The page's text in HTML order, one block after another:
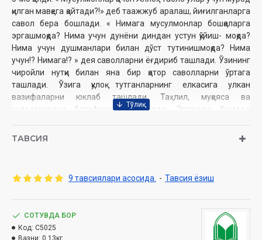
қилган мавқега қайтади?!» деб таажжуб аралаш, йиғилганларга
савол бера бошлади. « Нимага мусулмонлар бошқаларга
эргашмоқда? Нима учун дунёни диндан устун қўйиш- моқда?
Нима учун душманлари билан дўст тутинишмоқда? Нима
учун!? Нимага!? » дея саволларни ёғдириб ташлади. Ўзининг
чиройли нутқи билан яна бир қатор саволларни ўртага
ташлади. Ўзига қулоқ тутганларнинг елкасига улкан
вазифаларни юклаб ташлади. Таҳлил, муқояса ва
хулосаларини батафсил баён қилди. Эртасига бомдод
ўзим: « Ҳар қалай бирор иши чикиб, кела олмаган бўлса керак
андишаландим. Уни қидира- қидира, ахири топдим. Шошганча
ҳеч хижолат чекмай: «Мени маъзур кўрасан, биродарим.
Аллоҳ таоло мени ҳам, сени ҳам мағфират қилсин. Менинг
ТАВСИЯ
9 тавсиялари асосида. - Тавсия ёзиш
СОТУВДА БОР
Код: C5025